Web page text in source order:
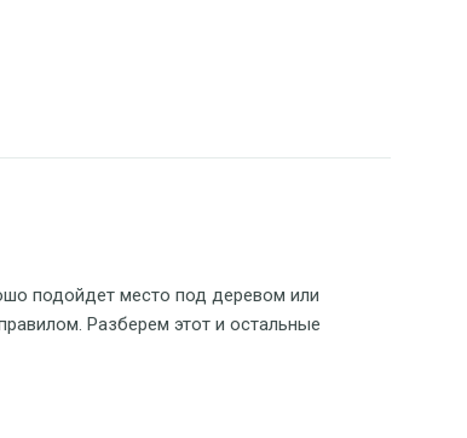
подойдет место под деревом или
Разберем этот и остальные